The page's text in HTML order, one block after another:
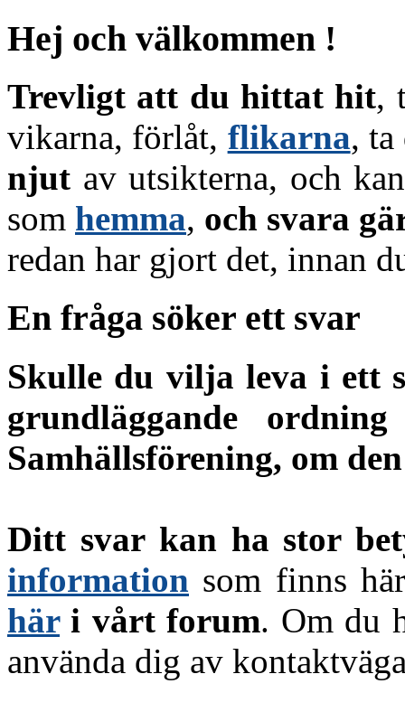
Hej och välkommen !
Trevligt att du hittat hit,
vikarna, förlåt, flikarna,
njut av utsikterna, och
som hemma, och svara
redan har gjort det, innan
En fråga söker ett svar
Skulle du vilja leva i ett
grundläggande
Samhällsförening, om
Ditt svar kan ha stor
information som finns
häri vårt forum. Om du
använda dig av